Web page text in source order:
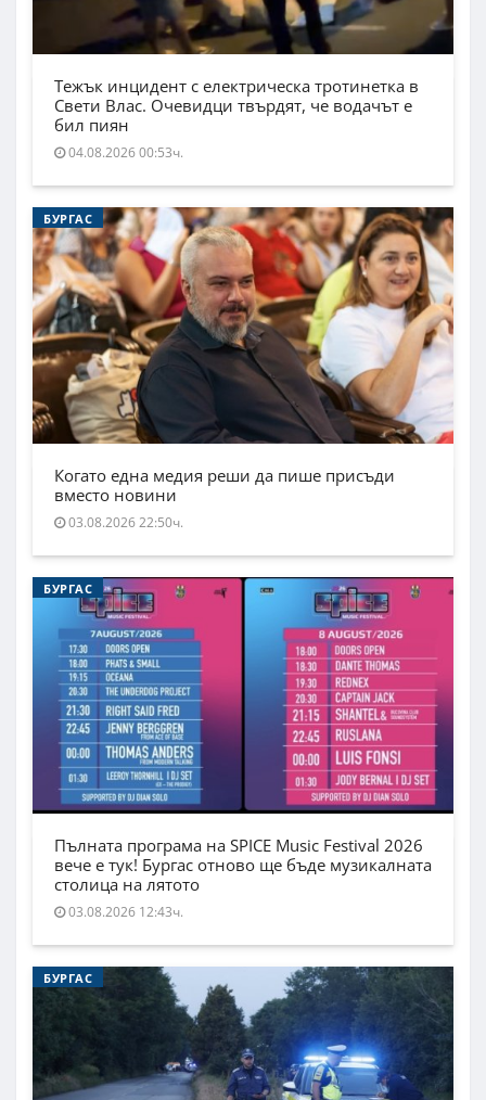
Тежък инцидент с електрическа тротинетка в
Свети Влас. Очевидци твърдят, че водачът е
бил пиян
04.08.2026 00:53ч.
БУРГАС
Когато една медия реши да пише присъди
вместо новини
03.08.2026 22:50ч.
БУРГАС
Пълната програма на SPICE Music Festival 2026
вече е тук! Бургас отново ще бъде музикалната
столица на лятото
03.08.2026 12:43ч.
БУРГАС